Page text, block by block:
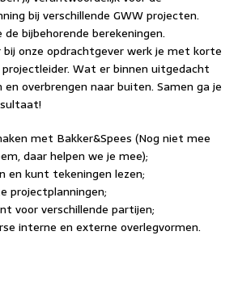
bij verschillende GWW projecten.
bijbehorende berekeningen.
bij onze opdrachtgever werk je met korte
Wat er binnen uitgedacht
overbrengen naar buiten. Samen ga je
met Bakker&Spees (Nog niet mee
daar helpen we je mee);
en kunt tekeningen lezen;
projectplanningen;
voor verschillende partijen;
interne en externe overlegvormen.